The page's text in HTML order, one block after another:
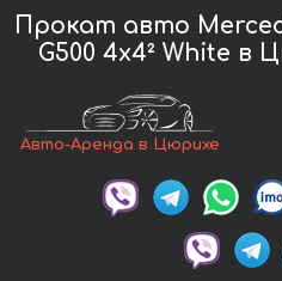
Прокат авто
G500 4x4² White в
Авто-Аренда в Цюрихе